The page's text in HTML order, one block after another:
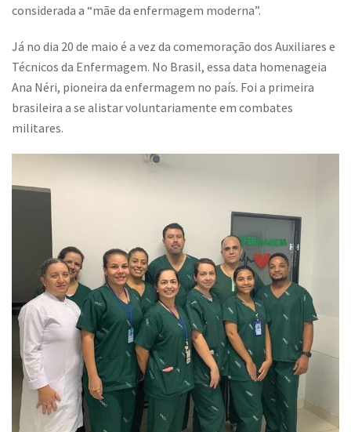
considerada a “mãe da enfermagem moderna”.
Já no dia 20 de maio é a vez da comemoração dos Auxiliares e
Técnicos da Enfermagem. No Brasil, essa data homenageia
Ana Néri, pioneira da enfermagem no país. Foi a primeira
brasileira a se alistar voluntariamente em combates
militares.